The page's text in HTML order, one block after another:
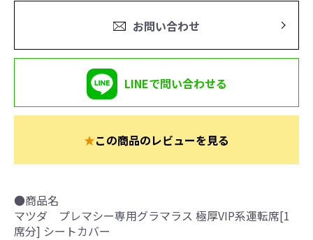
お問い合わせ
LINEで問い合わせる
★この商品のレビューを見る
●商品名
マツダ プレマシー専用グラマラス 極厚VIP系運転席[1
席分] シートカバー